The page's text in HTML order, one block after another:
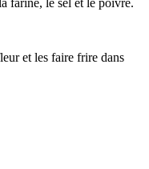
farine, le sel et le poivre.
et les faire frire dans